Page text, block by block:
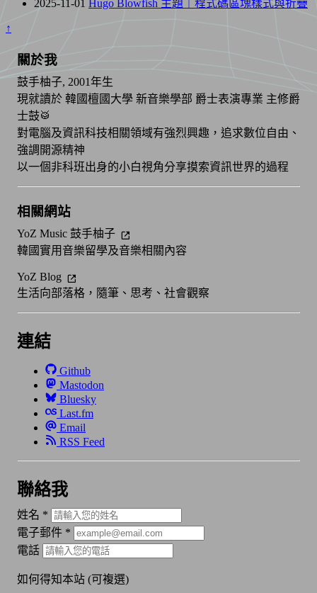
2025-11-01 Hugo Blowfish 主題｜程式碼區塊樣式與折疊
↑
關於我
鼓手柚子, 2001年生
現就讀於 韓國檀國大學 新音樂學部 爵士表演專業 主修爵
士鼓🥁
對電腦及資訊科技相關領域有強烈興趣，追求數位自由、
強調開源精神
以一個非科班出身的小白視角分享摸索資訊世界的過程
相關網站
YoZ Music 鼓手柚子
韓國實用音樂留學及音樂相關內容
YoZ Blog
生活向部落格，隨筆、思考、社會觀察
連結
Github
Mastodon
Bluesky
Last.fm
Email
RSS Feed
聯絡我
姓名 *
電子郵件 *
電話
如何得知本站 (可複選)